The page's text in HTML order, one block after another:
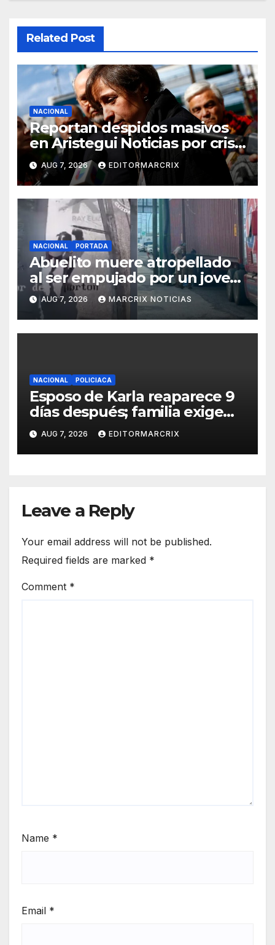
Related Post
NACIONAL
Reportan despidos masivos
en Aristegui Noticias por crisis
financiera
AUG 7, 2026 EDITORMARCRIX
NACIONAL PORTADA
Abuelito muere atropellado
al ser empujado por un joven
en Monterrey
AUG 7, 2026 MARCRIX NOTICIAS
NACIONAL POLICIACA
Esposo de Karla reaparece 9
días después; familia exige
custodia de su hijo
AUG 7, 2026 EDITORMARCRIX
Leave a Reply
Your email address will not be published.
Required fields are marked *
Comment *
Name *
Email *